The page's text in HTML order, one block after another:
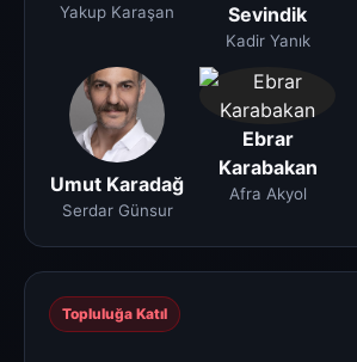
Yakup Karaşan
Sevindik
Kadir Yanık
Umut Karadağ
Serdar Günsur
Ebrar
Karabakan
Afra Akyol
Topluluğa Katıl